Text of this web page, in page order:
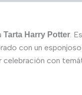
Tarta Harry Potter.
con un esponjoso
celebración con